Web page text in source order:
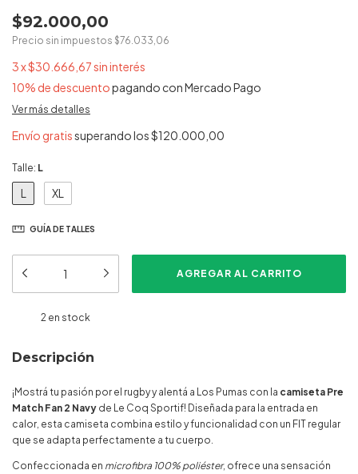
$92.000,00
Precio sin impuestos $76.033,06
3x$30.666,67sin interés
10% de descuentopagando con Mercado Pago
Ver más detalles
Envío gratissuperando los$120.000,00
Talle: L
L XL
GUÍA DE TALLES
2 en stock
Descripción
¡Mostrá tu pasión por el rugby y alentá a Los Pumas con la camiseta Pre
Match Fan 2 Navy de Le Coq Sportif! Diseñada para la entrada en
calor, esta camiseta combina estilo y funcionalidad con un FIT regular
que se adapta perfectamente a tu cuerpo.
Confeccionada en microfibra 100% poliéster, ofrece una sensación